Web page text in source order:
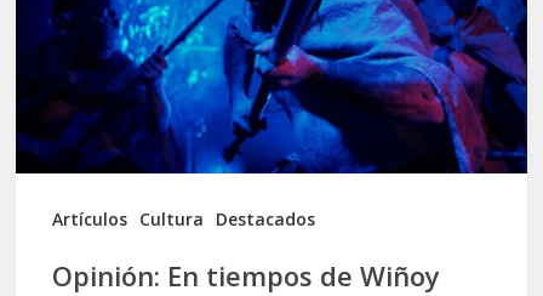
Artículos Cultura Destacados
Wiñoy
Tripantü,
KOLLONG
impacta
la
cultura
Opinión: En tiempos de Wiñoy